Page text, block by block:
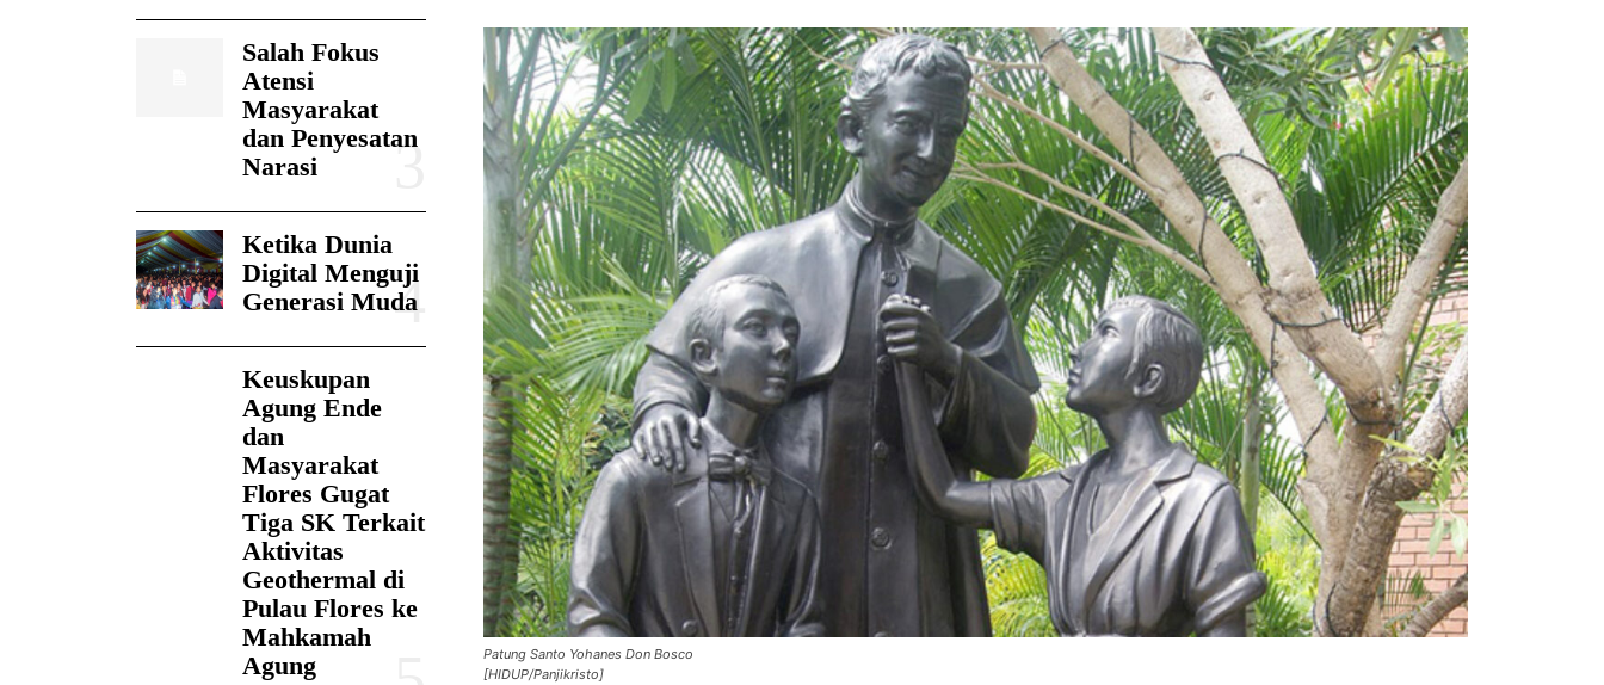
Salah Fokus
Atensi
Masyarakat
dan Penyesatan
Narasi
Ketika Dunia
Digital Menguji
Generasi Muda
Keuskupan
Agung Ende
dan
Masyarakat
Flores Gugat
Tiga SK Terkait
Aktivitas
Geothermal di
Pulau Flores ke
Mahkamah
Agung
Patung Santo Yohanes Don Bosco
[HIDUP/Panjikristo]